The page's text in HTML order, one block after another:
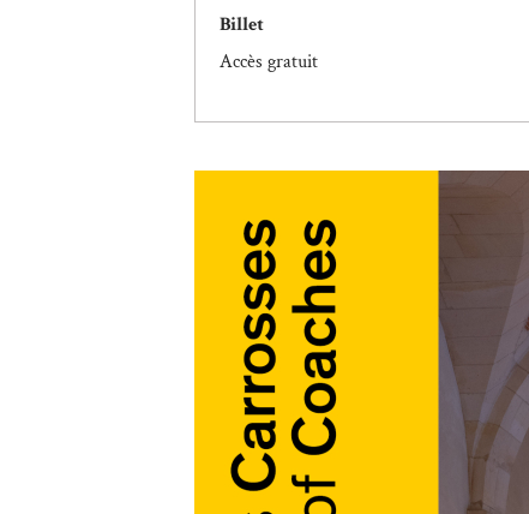
Billet
Accès gratuit